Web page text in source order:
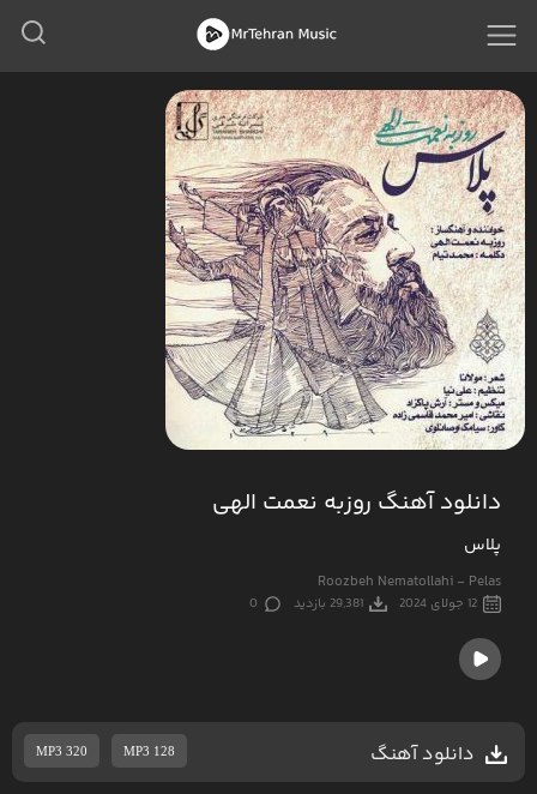
دانلود آهنگ روزبه نعمت الهی
پلاس
Roozbeh Nematollahi - Pelas
12 جولای 2024 29,381 بازدید 0
دانلود آهنگ MP3 320 MP3 128